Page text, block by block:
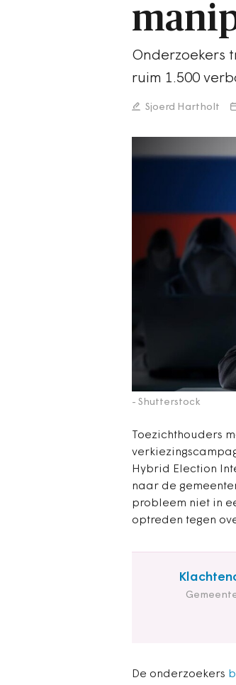
Onderzoekers
ruim 1.500
Sjoerd Hartholt
- Shutterstock
Toezichthouders
Hybrid Election
naar de
probleem niet in
optreden tegen
De onderzoekers